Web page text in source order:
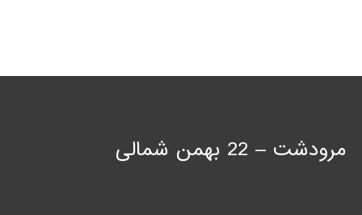
مرودشت – 22 بهمن شمالی